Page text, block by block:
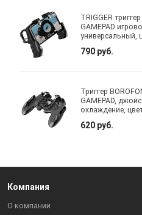
TRIGGER
GAMEPAD
универсальный,
790 руб.
Триггер
GAMEPAD,
охлаждение,
620 руб.
Компания
О компании